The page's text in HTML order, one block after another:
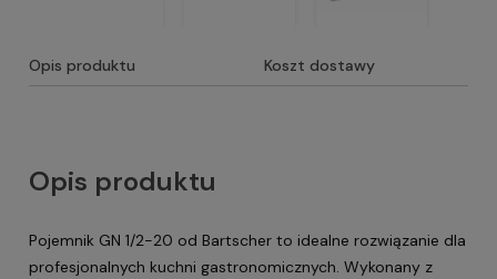
Opis produktu Koszt dostawy
Opis produktu
Pojemnik GN 1/2-20 od Bartscher to idealne rozwiązanie dla
profesjonalnych kuchni gastronomicznych. Wykonany z